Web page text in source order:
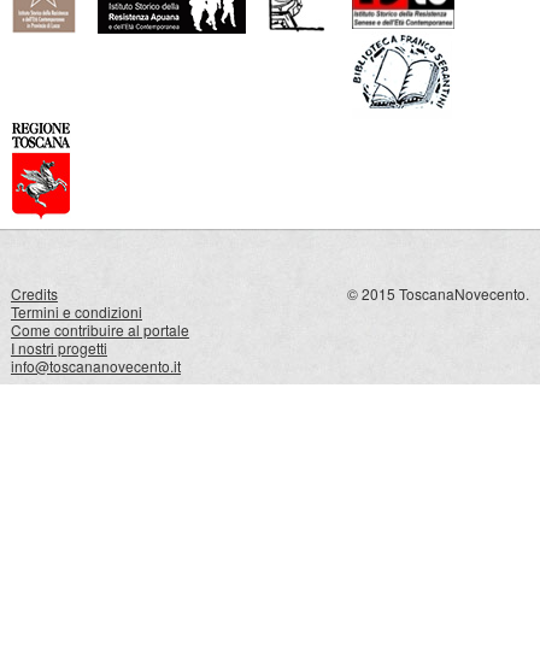
Credits
Termini e condizioni
Come contribuire al portale
I nostri progetti
info@toscananovecento.it
© 2015 ToscanaNovecento.